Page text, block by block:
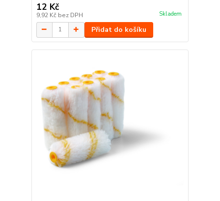
12 Kč
9,92 Kč bez DPH Skladem
Přidat do košíku